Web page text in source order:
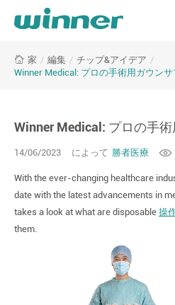
Medical:
家 / 編集 / チップ&アイデア /
Winner Medical: プロの手術用ガウン
Winner Medical: プロの手
14/06/2023 によって 勝者医療
With the ever-changing healthcare
date with the latest advancements in
takes a look at what are disposable 操
them.